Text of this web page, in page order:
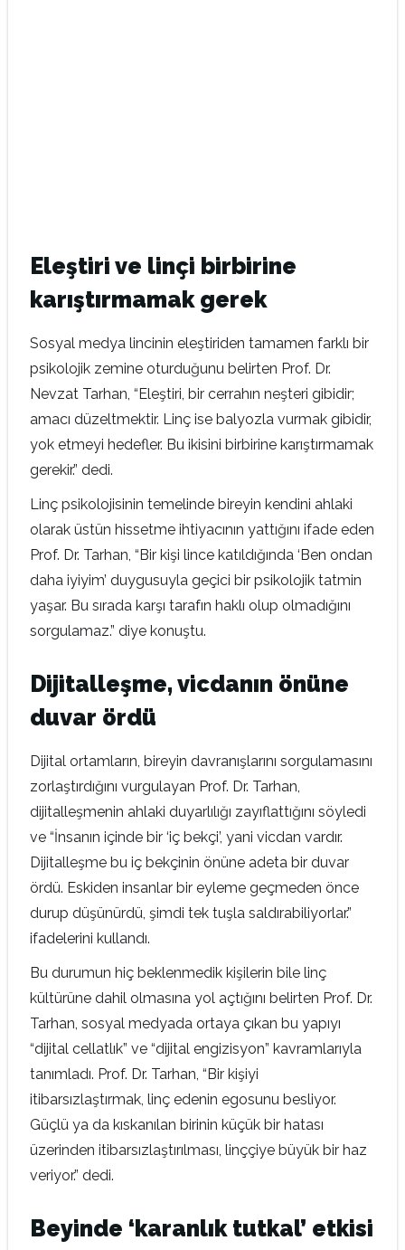
Eleştiri ve linçi birbirine
karıştırmamak gerek
Sosyal medya lincinin eleştiriden tamamen farklı bir
psikolojik zemine oturduğunu belirten Prof. Dr.
Nevzat Tarhan, “Eleştiri, bir cerrahın neşteri gibidir;
amacı düzeltmektir. Linç ise balyozla vurmak gibidir,
yok etmeyi hedefler. Bu ikisini birbirine karıştırmamak
gerekir.” dedi.
Linç psikolojisinin temelinde bireyin kendini ahlaki
olarak üstün hissetme ihtiyacının yattığını ifade eden
Prof. Dr. Tarhan, “Bir kişi lince katıldığında ‘Ben ondan
daha iyiyim’ duygusuyla geçici bir psikolojik tatmin
yaşar. Bu sırada karşı tarafın haklı olup olmadığını
sorgulamaz.” diye konuştu.
Dijitalleşme, vicdanın önüne
duvar ördü
Dijital ortamların, bireyin davranışlarını sorgulamasını
zorlaştırdığını vurgulayan Prof. Dr. Tarhan,
dijitalleşmenin ahlaki duyarlılığı zayıflattığını söyledi
ve “İnsanın içinde bir ‘iç bekçi’, yani vicdan vardır.
Dijitalleşme bu iç bekçinin önüne adeta bir duvar
ördü. Eskiden insanlar bir eyleme geçmeden önce
durup düşünürdü, şimdi tek tuşla saldırabiliyorlar.”
ifadelerini kullandı.
Bu durumun hiç beklenmedik kişilerin bile linç
kültürüne dahil olmasına yol açtığını belirten Prof. Dr.
Tarhan, sosyal medyada ortaya çıkan bu yapıyı
“dijital cellatlık” ve “dijital engizisyon” kavramlarıyla
tanımladı. Prof. Dr. Tarhan, “Bir kişiyi
itibarsızlaştırmak, linç edenin egosunu besliyor.
Güçlü ya da kıskanılan birinin küçük bir hatası
üzerinden itibarsızlaştırılması, linççiye büyük bir haz
veriyor.” dedi.
Beyinde ‘karanlık tutkal’ etkisi